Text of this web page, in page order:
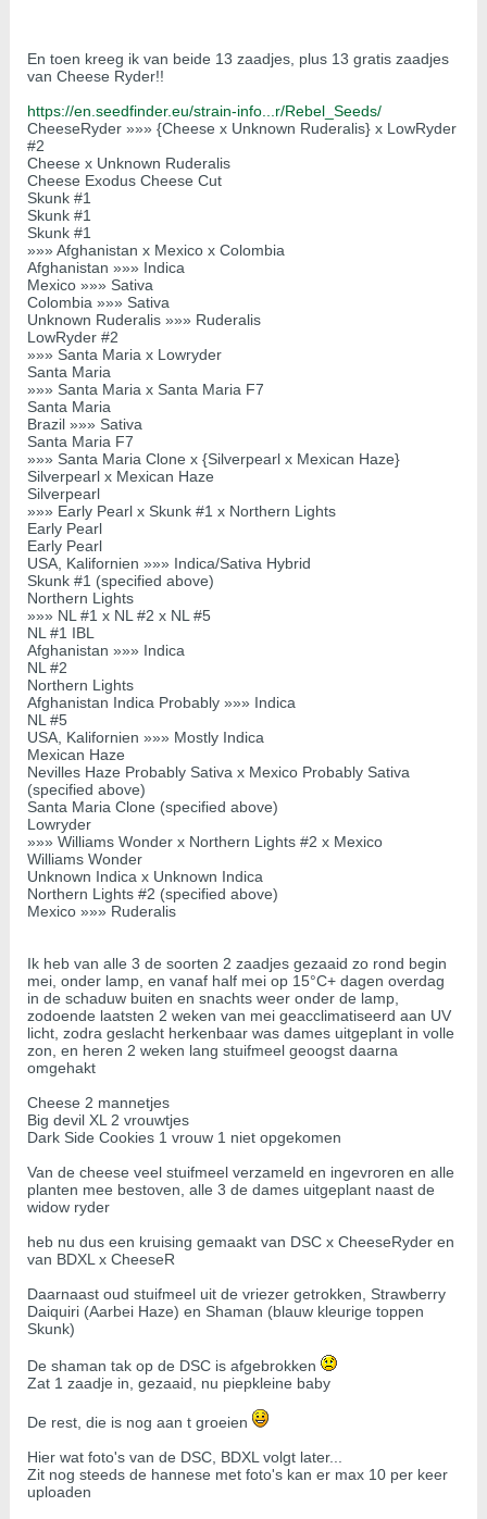
En toen kreeg ik van beide 13 zaadjes, plus 13 gratis zaadjes
van Cheese Ryder!!
https://en.seedfinder.eu/strain-info...r/Rebel_Seeds/
CheeseRyder »»» {Cheese x Unknown Ruderalis} x LowRyder
#2
Cheese x Unknown Ruderalis
Cheese Exodus Cheese Cut
Skunk #1
Skunk #1
Skunk #1
»»» Afghanistan x Mexico x Colombia
Afghanistan »»» Indica
Mexico »»» Sativa
Colombia »»» Sativa
Unknown Ruderalis »»» Ruderalis
LowRyder #2
»»» Santa Maria x Lowryder
Santa Maria
»»» Santa Maria x Santa Maria F7
Santa Maria
Brazil »»» Sativa
Santa Maria F7
»»» Santa Maria Clone x {Silverpearl x Mexican Haze}
Silverpearl x Mexican Haze
Silverpearl
»»» Early Pearl x Skunk #1 x Northern Lights
Early Pearl
Early Pearl
USA, Kalifornien »»» Indica/Sativa Hybrid
Skunk #1 (specified above)
Northern Lights
»»» NL #1 x NL #2 x NL #5
NL #1 IBL
Afghanistan »»» Indica
NL #2
Northern Lights
Afghanistan Indica Probably »»» Indica
NL #5
USA, Kalifornien »»» Mostly Indica
Mexican Haze
Nevilles Haze Probably Sativa x Mexico Probably Sativa
(specified above)
Santa Maria Clone (specified above)
Lowryder
»»» Williams Wonder x Northern Lights #2 x Mexico
Williams Wonder
Unknown Indica x Unknown Indica
Northern Lights #2 (specified above)
Mexico »»» Ruderalis
Ik heb van alle 3 de soorten 2 zaadjes gezaaid zo rond begin
mei, onder lamp, en vanaf half mei op 15°C+ dagen overdag
in de schaduw buiten en snachts weer onder de lamp,
zodoende laatsten 2 weken van mei geacclimatiseerd aan UV
licht, zodra geslacht herkenbaar was dames uitgeplant in volle
zon, en heren 2 weken lang stuifmeel geoogst daarna
omgehakt
Cheese 2 mannetjes
Big devil XL 2 vrouwtjes
Dark Side Cookies 1 vrouw 1 niet opgekomen
Van de cheese veel stuifmeel verzameld en ingevroren en alle
planten mee bestoven, alle 3 de dames uitgeplant naast de
widow ryder
heb nu dus een kruising gemaakt van DSC x CheeseRyder en
van BDXL x CheeseR
Daarnaast oud stuifmeel uit de vriezer getrokken, Strawberry
Daiquiri (Aarbei Haze) en Shaman (blauw kleurige toppen
Skunk)
De shaman tak op de DSC is afgebrokken
Zat 1 zaadje in, gezaaid, nu piepkleine baby
De rest, die is nog aan t groeien
Hier wat foto's van de DSC, BDXL volgt later...
Zit nog steeds de hannese met foto's kan er max 10 per keer
uploaden